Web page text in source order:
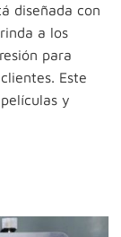
diseñada con
a los
para
Este
y